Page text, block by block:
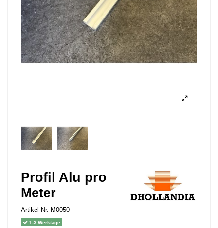
Profil Alu pro
Meter
Artikel-Nr. M0050
1-3 Werktage